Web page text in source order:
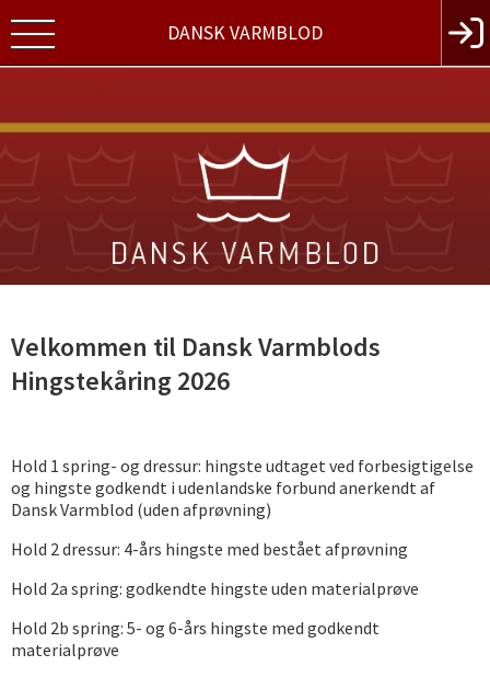
DANSK VARMBLOD
Velkommen til Dansk Varmblods
Hingstekåring 2026
Hold 1 spring- og dressur: hingste udtaget ved forbesigtigelse
og hingste godkendt i udenlandske forbund anerkendt af
Dansk Varmblod (uden afprøvning)
Hold 2 dressur: 4-års hingste med bestået afprøvning
Hold 2a spring: godkendte hingste uden materialprøve
Hold 2b spring: 5- og 6-års hingste med godkendt
materialprøve